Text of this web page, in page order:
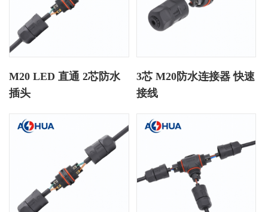
M20 LED 直通 2芯防水
插头
3芯 M20防水连接器 快速
接线